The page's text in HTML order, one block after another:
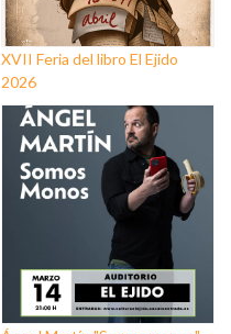
XVII Feria del libro El Ejido
2026